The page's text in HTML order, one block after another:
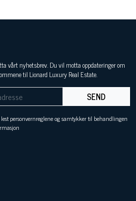
vårt nyhetsbrev. Du vil motta oppdateringer om
til Lionard Luxury Real Estate.
SEND
personvernreglene og samtykker til behandlingen